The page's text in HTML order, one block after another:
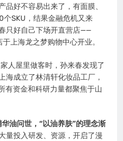
品好不容易出来了，有面膜、
SKU，结果金融危机又来
只好自己下场开直营店——
上海龙之梦购物中心开业。
人屋里做客时，孙来春发现了
海成立了林清轩化妆品工厂，
有资金和科研力量都聚焦于山
油问世，“以油养肤”的理念渐
量投入研发、资源，开启了漫